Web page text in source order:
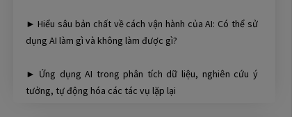
► Hiểu sâu bản chất về cách vận hành của AI: Có thể sử
dụng AI làm gì và không làm được gì?
► Ứng dụng AI trong phân tích dữ liệu, nghiên cứu ý
tưởng, tự động hóa các tác vụ lặp lại